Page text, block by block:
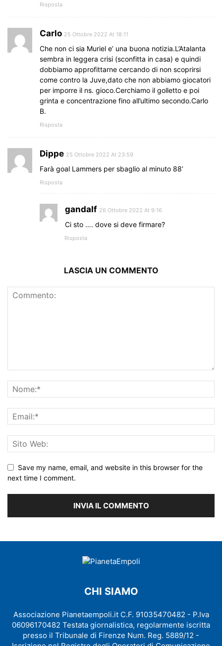
Risposta
Carlo 25 Ottobre 2022 At 18:11
Che non ci sia Muriel e’ una buona notizia.L’Atalanta
sembra in leggera crisi (sconfitta in casa) e quindi
dobbiamo approfittarne cercando di non scoprirsi
come contro la Juve,dato che non abbiamo giocatori
per imporre il ns. gioco.Cerchiamo il golletto e poi
grinta e concentrazione fino all’ultimo secondo.Carlo
B.
Risposta
Dippe 25 Ottobre 2022 At 23:59
Farà goal Lammers per sbaglio al minuto 88’
Risposta
gandalf 26 Ottobre 2022 At 9:16
Ci sto …. dove si deve firmare?
Risposta
LASCIA UN COMMENTO
Save my name, email, and website in this browser for the
next time I comment.
CHI SIAMO
Associazione Pianetaempoli.it C.F. 91035470482 - P.Iva
06096170482 Testata giornalistica, regolarmente iscritta
presso il Tribunale di Firenze Num. Reg. 5889/12 -